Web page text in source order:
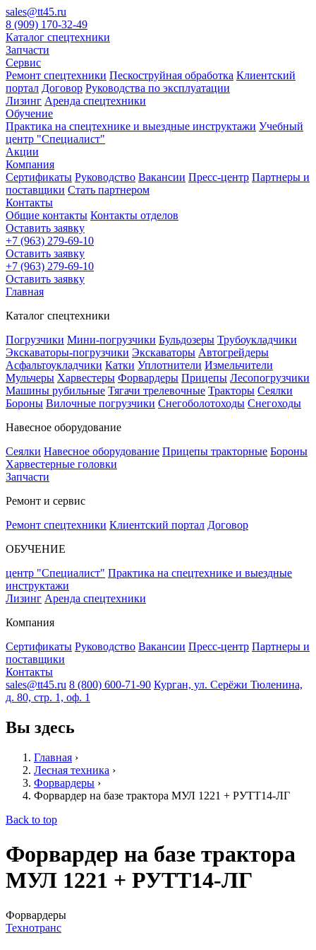
sales@tt45.ru
8 (909) 170-32-49
Каталог спецтехники
Запчасти
Сервис
Ремонт спецтехники Пескоструйная обработка Клиентский
портал Договор Руководства по эксплуатации
Лизинг Аренда спецтехники
Обучение
Практика на спецтехнике и выездные инструктажи Учебный
центр "Специалист"
Акции
Компания
Сертификаты Руководство Вакансии Пресс-центр Партнеры и
поставщики Стать партнером
Контакты
Общие контакты Контакты отделов
Оставить заявку
+7 (963) 279-69-10
Оставить заявку
+7 (963) 279-69-10
Оставить заявку
Главная
Каталог спецтехники
Погрузчики Мини-погрузчики Бульдозеры Трубоукладчики
Экскаваторы-погрузчики Экскаваторы Автогрейдеры
Асфальтоукладчики Катки Уплотнители Измельчители
Мульчеры Харвестеры Форвардеры Прицепы Лесопогрузчики
Машины рубильные Тягачи трелевочные Тракторы Сеялки
Бороны Вилочные погрузчики Снегоболотоходы Снегоходы
Навесное оборудование
Сеялки Навесное оборудование Прицепы тракторные Бороны
Харвестерные головки
Запчасти
Ремонт и сервис
Ремонт спецтехники Клиентский портал Договор
ОБУЧЕНИЕ
центр "Специалист" Практика на спецтехнике и выездные
инструктажи
Лизинг Аренда спецтехники
Компания
Сертификаты Руководство Вакансии Пресс-центр Партнеры и
поставщики
Контакты
sales@tt45.ru 8 (800) 600-71-90 Курган, ул. Серёжи Тюленина,
д. 80, стр. 1, оф. 1
Вы здесь
Главная ›
Лесная техника ›
Форвардеры ›
Форвардер на базе трактора МУЛ 1221 + РУТТ14-ЛГ
Back to top
Форвардер на базе трактора
МУЛ 1221 + РУТТ14-ЛГ
Форвардеры
Технотранс